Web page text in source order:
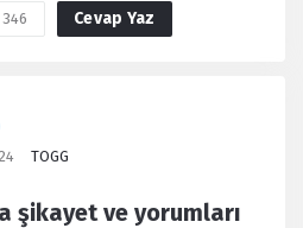
346 Cevap Yaz
TOGG
şikayet ve yorumları